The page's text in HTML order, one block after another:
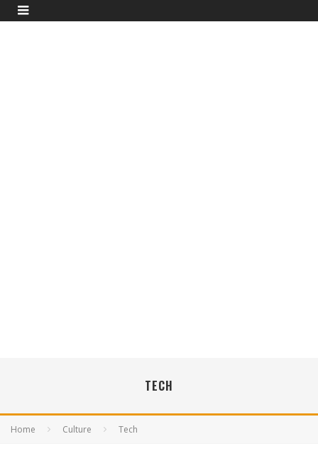
TECH
Home Culture Tech